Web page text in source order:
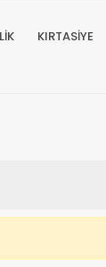
KIRTASİYE